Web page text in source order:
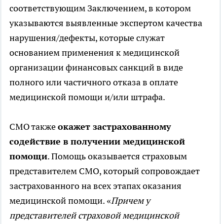
соответствующим Заключением, в котором
указываются выявленные экспертом качества
нарушения/дефекты, которые служат
основанием применения к медицинской
организации финансовых санкций в виде
полного или частичного отказа в оплате
медицинской помощи и/или штрафа.
СМО такжеокажет застрахованному
содействие в получении медицинской
помощи. Помощь оказывается страховым
представителем СМО, который сопровождает
застрахованного на всех этапах оказания
медицинской помощи. «Причем у
представителей страховой медицинской